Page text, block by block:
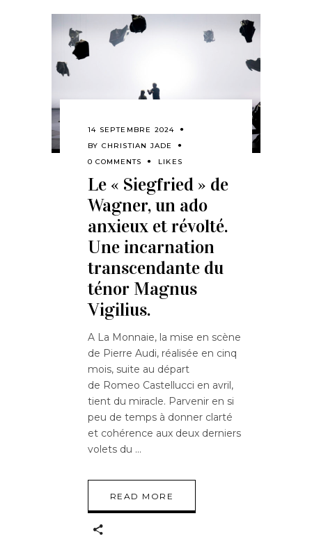
14 SEPTEMBRE 2024
BY CHRISTIAN JADE
0 COMMENTS
LIKES
Le « Siegfried » de
Wagner, un ado
anxieux et révolté.
Une incarnation
transcendante du
ténor Magnus
Vigilius.
A La Monnaie, la mise en scène
de Pierre Audi, réalisée en cinq
mois, suite au départ
de Romeo Castellucci en avril,
tient du miracle. Parvenir en si
peu de temps à donner clarté
et cohérence aux deux derniers
volets du
READ MORE